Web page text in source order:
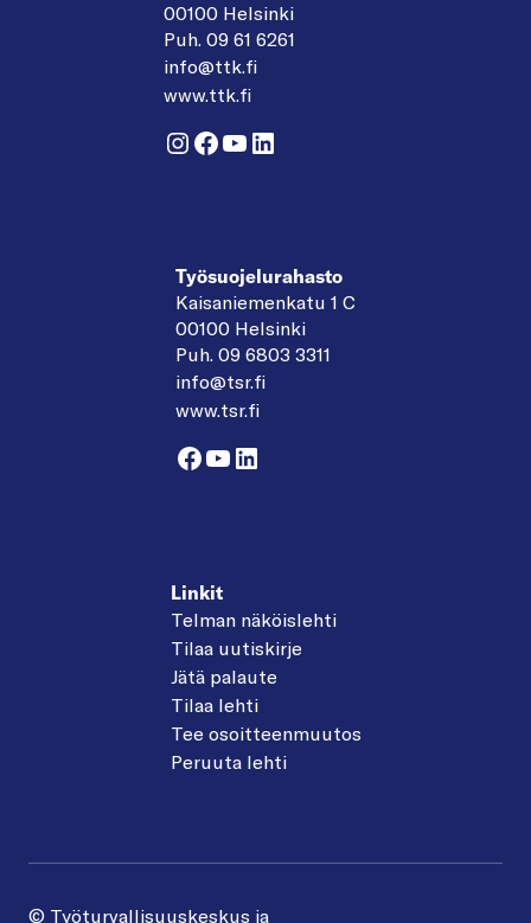
00100 Helsinki
Puh. 09 61 6261
info@ttk.fi
www.ttk.fi
Instagram
Facebook
YouTube
LinkedIn
Työsuojelurahasto
Kaisaniemenkatu 1 C
00100 Helsinki
Puh. 09 6803 3311
info@tsr.fi
www.tsr.fi
Facebook
YouTube
LinkedIn
Linkit
Telman näköislehti
Tilaa uutiskirje
Jätä palaute
Tilaa lehti
Tee osoitteenmuutos
Peruuta lehti
© Työturvallisuuskeskus ja